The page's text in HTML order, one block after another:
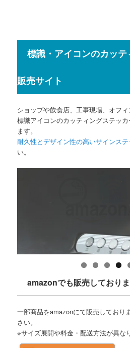
標識・アイコンのカッ
販売サイト
ショップや飲食店、工事現場、オフ
標識アイコンのカッティングステッ
ます。
耐久性とデザイン性の高いサインステ
い。
amazonでも販売しており
一部商品をamazonにて販売しておりま
さい。
※サイズ展開や料金・配送方法が異な